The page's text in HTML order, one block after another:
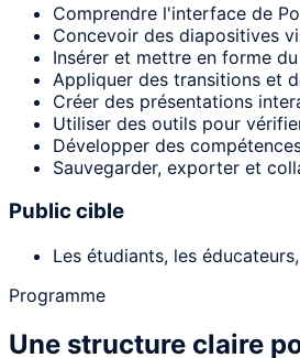
Comprendre l'interface de
Concevoir des diapositives
Insérer et mettre en forme
Appliquer des transitions et
Créer des présentations
Utiliser des outils pour
Développer des
Sauvegarder, exporter et
Public cible
Les étudiants, les
Programme
Une structure claire